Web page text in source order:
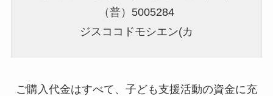
（普）5005284
ジスココドモシエン(カ
ご購入代金はすべて、子ども支援活動の資金に充